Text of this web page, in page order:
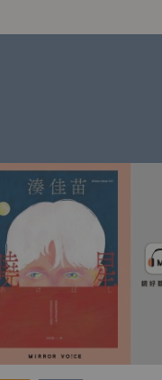
。曾譯有《孤獨》、
慧的暗處》、《下一